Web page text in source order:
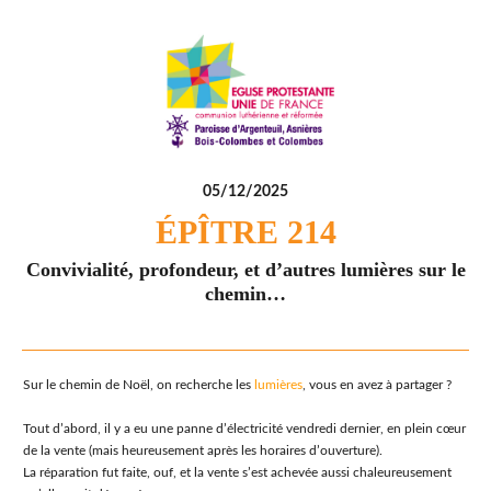
05/12/2025
ÉPÎTRE 214
Convivialité, profondeur, et d’autres lumières sur le
chemin…
Sur le chemin de Noël, on recherche les lumières , vous en avez à partager ?
Tout d’abord, il y a eu une panne d’électricité vendredi dernier, en plein cœur
de la vente (mais heureusement après les horaires d’ouverture).
La réparation fut faite, ouf, et la vente s’est achevée aussi chaleureusement